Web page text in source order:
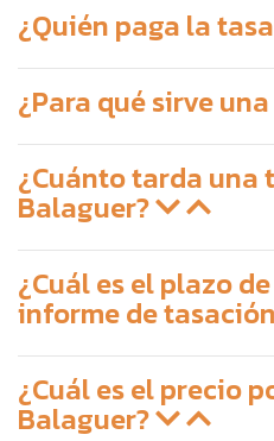
¿Quién paga la
¿Para qué sirve
¿Cuánto tarda una
Balaguer?
¿Cuál es el plazo
informe de
¿Cuál es el precio
Balaguer?